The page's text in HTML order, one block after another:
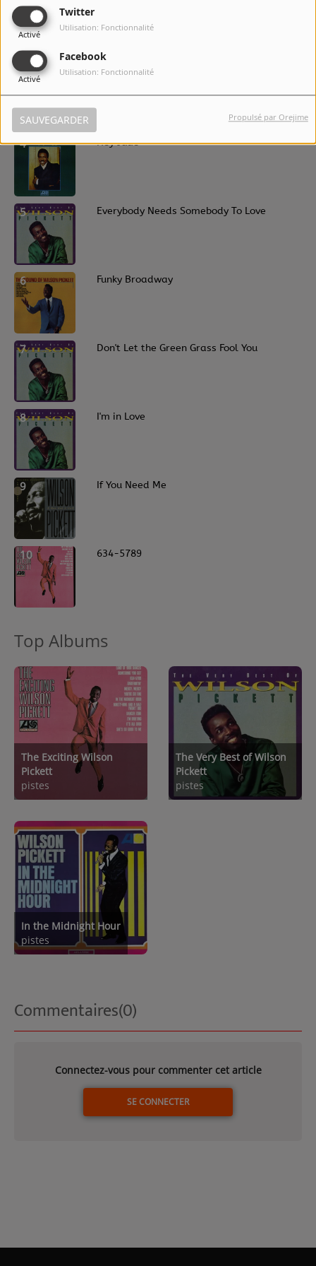
Twitter
Activé
Utilisation: Fonctionnalité
Facebook
Activé
Utilisation: Fonctionnalité
SAUVEGARDER Propulsé par Orejime
2
3 Mustang Sally
4 Hey Jude
5 Everybody Needs Somebody To Love
6 Funky Broadway
7 Don't Let the Green Grass Fool You
8 I'm in Love
9 If You Need Me
10 634-5789
Top Albums
The Exciting Wilson
Pickett
pistes
The Very Best of Wilson
Pickett
pistes
In the Midnight Hour
pistes
Commentaires(0)
Connectez-vous pour commenter cet article
SE CONNECTER